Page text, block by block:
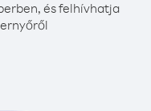
és felhívhatja